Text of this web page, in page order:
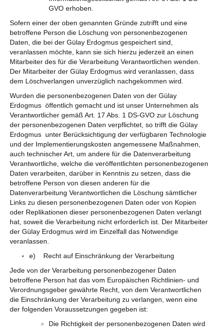
GVO erhoben.
Sofern einer der oben genannten Gründe zutrifft und eine
betroffene Person die Löschung von personenbezogenen
Daten, die bei der Gülay Erdogmus gespeichert sind,
veranlassen möchte, kann sie sich hierzu jederzeit an einen
Mitarbeiter des für die Verarbeitung Verantwortlichen wenden.
Der Mitarbeiter der Gülay Erdogmus wird veranlassen, dass
dem Löschverlangen unverzüglich nachgekommen wird.
Wurden die personenbezogenen Daten von der Gülay
Erdogmus öffentlich gemacht und ist unser Unternehmen als
Verantwortlicher gemäß Art. 17 Abs. 1 DS-GVO zur Löschung
der personenbezogenen Daten verpflichtet, so trifft die Gülay
Erdogmus unter Berücksichtigung der verfügbaren Technologie
und der Implementierungskosten angemessene Maßnahmen,
auch technischer Art, um andere für die Datenverarbeitung
Verantwortliche, welche die veröffentlichten personenbezogenen
Daten verarbeiten, darüber in Kenntnis zu setzen, dass die
betroffene Person von diesen anderen für die
Datenverarbeitung Verantwortlichen die Löschung sämtlicher
Links zu diesen personenbezogenen Daten oder von Kopien
oder Replikationen dieser personenbezogenen Daten verlangt
hat, soweit die Verarbeitung nicht erforderlich ist. Der Mitarbeiter
der Gülay Erdogmus wird im Einzelfall das Notwendige
veranlassen.
e) Recht auf Einschränkung der Verarbeitung
Jede von der Verarbeitung personenbezogener Daten
betroffene Person hat das vom Europäischen Richtlinien- und
Verordnungsgeber gewährte Recht, von dem Verantwortlichen
die Einschränkung der Verarbeitung zu verlangen, wenn eine
der folgenden Voraussetzungen gegeben ist:
Die Richtigkeit der personenbezogenen Daten wird